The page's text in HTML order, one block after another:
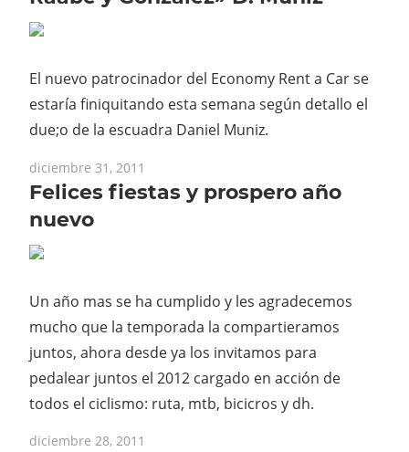
El nuevo patrocinador del Economy Rent a Car se
estaría finiquitando esta semana según detallo el
due;o de la escuadra Daniel Muniz.
diciembre 31, 2011
Felices fiestas y prospero año
nuevo
Un año mas se ha cumplido y les agradecemos
mucho que la temporada la compartieramos
juntos, ahora desde ya los invitamos para
pedalear juntos el 2012 cargado en acción de
todos el ciclismo: ruta, mtb, bicicros y dh.
diciembre 28, 2011